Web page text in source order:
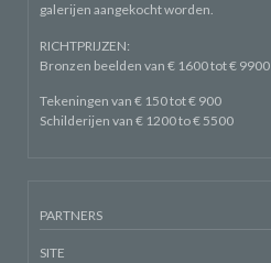
galerijen aangekocht worden.
RICHTPRIJZEN:
Bronzen beelden van € 1600 tot € 9900
Tekeningen van € 150 tot € 900
Schilderijen van € 1200 to € 5500
PARTNERS
SITE